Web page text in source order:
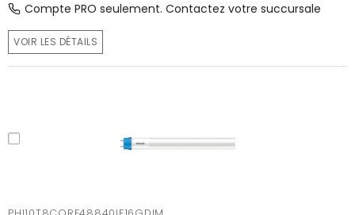
Compte PRO seulement. Contactez votre succursale
VOIR LES DÉTAILS